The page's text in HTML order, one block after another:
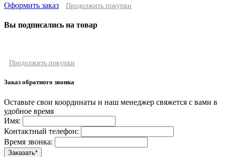
Оформить заказ Продолжить покупки
Вы подписались на товар
Продолжить покупки
Заказ обратного звонка
Оставьте свои координаты и наш менеджер свяжется с вами в
удобное время
Имя:
Контактный телефон:
Время звонка: